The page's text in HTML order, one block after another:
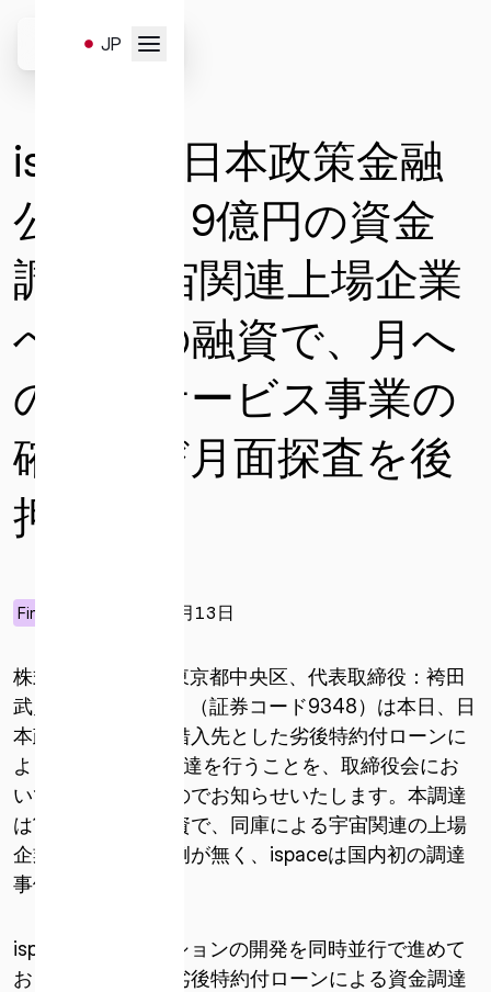
以下のお問い合わせ項目よ
り、必要事項を選択・入力
の上、送信ください。
投資家お問い合わせ
content
JP
ispace、日本政策金融
公庫より9億円の資金
調達 宇宙関連上場企業
への初の融資で、月へ
の輸送サービス事業の
確立及び月面探査を後
押し
Finance 2024年12月13日
株式会社ispace（東京都中央区、代表取締役：袴田
武史、以下ispace）（証券コード9348）は本日、日
本政策金融公庫を借入先とした劣後特約付ローンに
よる9億円の資金調達を行うことを、取締役会にお
いて決議しましたのでお知らせいたします。本調達
は10年間の長期融資で、同庫による宇宙関連の上場
企業への融資は前例が無く、ispaceは国内初の調達
事例となります。
ispaceは複数ミッションの開発を同時並行で進めて
おり、このたびの劣後特約付ローンによる資金調達